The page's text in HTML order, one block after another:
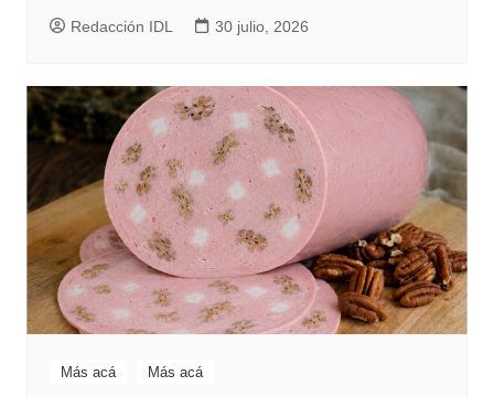
Redacción IDL 30 julio, 2026
Más acá Más acá